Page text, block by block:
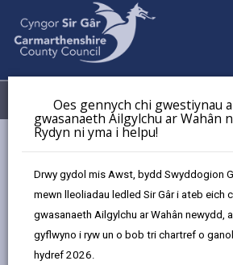
Oes gennych chi gwestiynau
gwasanaeth Ailgylchu ar Wahân
Rydyn ni yma i helpu!
Drwy gydol mis Awst, bydd Swyddogion
mewn lleoliadau ledled Sir Gâr i ateb eich
gwasanaeth Ailgylchu ar Wahân newydd,
gyflwyno i ryw un o bob tri chartref o
hydref 2026.
Dewislen
Maethu
Digwyddiadau Hwb
Digwyddiadau